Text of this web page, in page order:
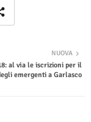
NUOVA
al via le iscrizioni per il
emergenti a Garlasco